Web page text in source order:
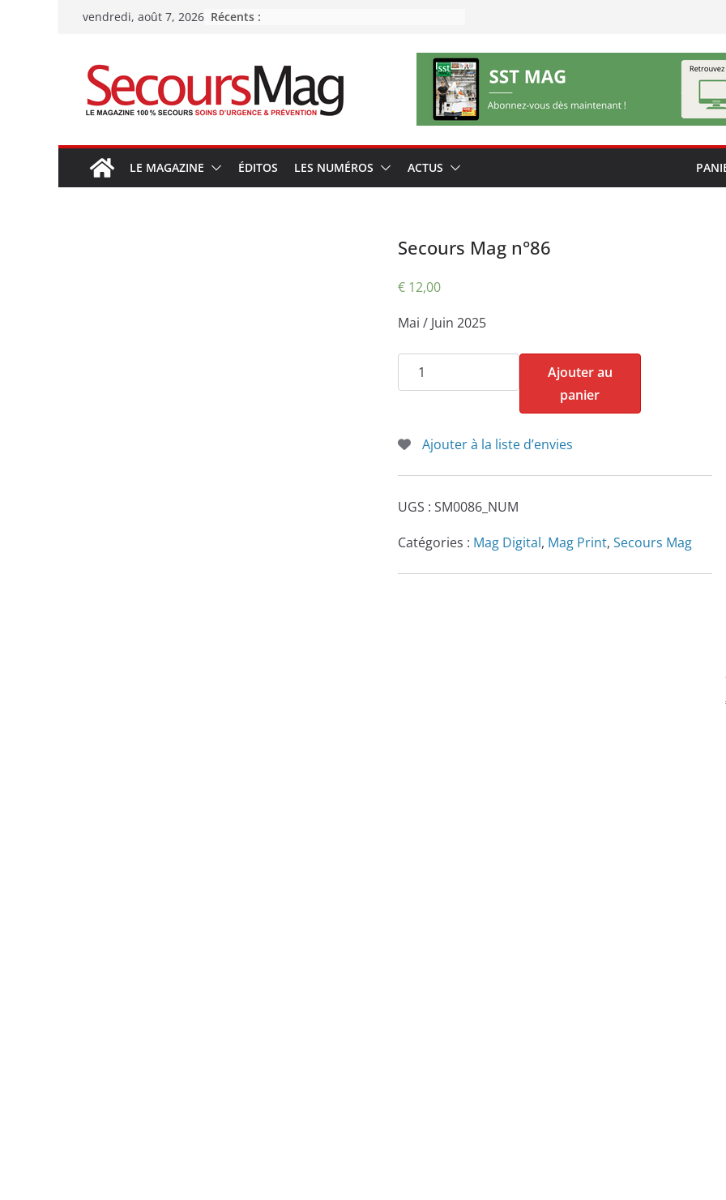
Passervendredi, août 7, 2026 Récents :
LE MAGAZINE ÉDITOS LES NUMÉROS ACTUS
Secours Mag n°86
€12,00
Mai / Juin 2025
quantité
de
n°86
Ajouter au
panier
Ajouter à la liste d’envies
UGS : SM0086_NUM
Catégories : Mag Digital, Mag Print, Secours Mag